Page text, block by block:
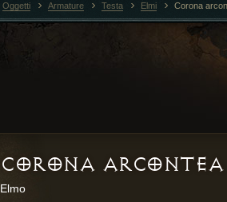
CORONA ARCONTEA
Elmo
Oggetti Armature Testa Elmi Corona